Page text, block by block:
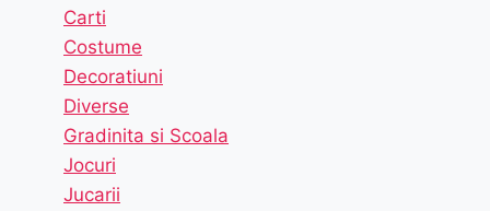
Carti
Costume
Decoratiuni
Diverse
Gradinita si Scoala
Jocuri
Jucarii